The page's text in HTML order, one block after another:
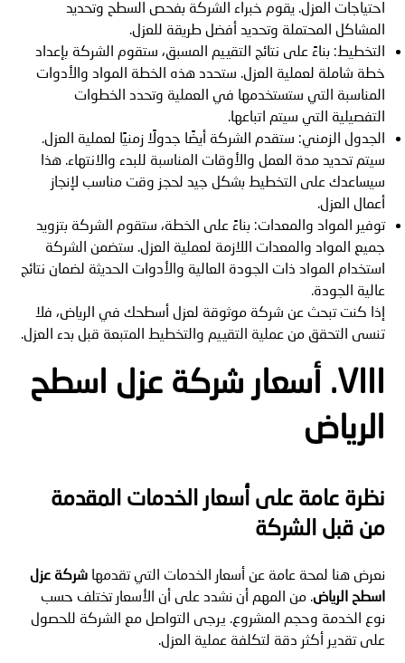
احتياجات العزل. يقوم خبراء الشركة بفحص السطح وتحديد
المشاكل المحتملة وتحديد أفضل طريقة للعزل.
التخطيط: بناءً على نتائج التقييم المسبق، ستقوم الشركة بإعداد
خطة شاملة لعملية العزل. ستحدد هذه الخطة المواد والأدوات
المناسبة التي ستستخدمها في العملية وتحدد الخطوات
التفصيلية التي سيتم اتباعها.
الجدول الزمني: ستقدم الشركة أيضًا جدولًا زمنيًا لعملية العزل.
سيتم تحديد مدة العمل والأوقات المناسبة للبدء والانتهاء. هذا
سيساعدك على التخطيط بشكل جيد لحجز وقت مناسب لإنجاز
أعمال العزل.
توفير المواد والمعدات: بناءً على الخطة، ستقوم الشركة بتزويد
جميع المواد والمعدات اللازمة لعملية العزل. ستضمن الشركة
استخدام المواد ذات الجودة العالية والأدوات الحديثة لضمان نتائج
عالية الجودة.
إذا كنت تبحث عن شركة موثوقة لعزل أسطحك في الرياض، فلا
تنسى التحقق من عملية التقييم والتخطيط المتبعة قبل بدء العزل.
VIII. أسعار شركة عزل اسطح
الرياض
نظرة عامة على أسعار الخدمات المقدمة
من قبل الشركة
نعرض هنا لمحة عامة عن أسعار الخدمات التي تقدمهاشركة عزل
اسطح الرياض. من المهم أن نشدد على أن الأسعار تختلف حسب
نوع الخدمة وحجم المشروع. يرجى التواصل مع الشركة للحصول
على تقدير أكثر دقة لتكلفة عملية العزل.